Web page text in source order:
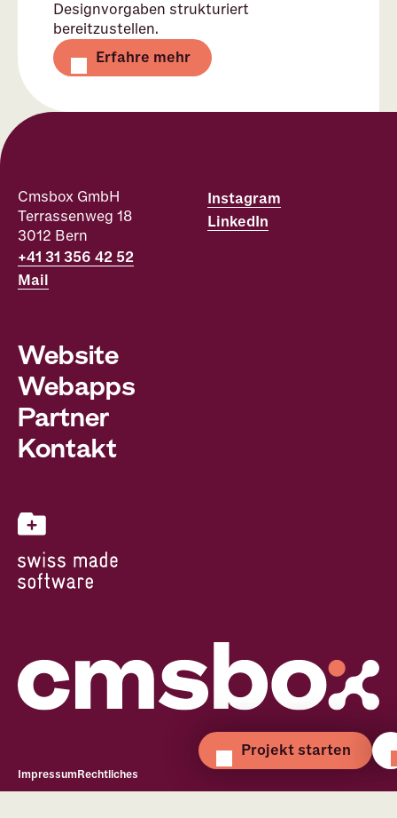
Designvorgaben strukturiert
bereitzustellen.
Erfahre mehr
Projekt starten
Cmsbox GmbH
Terrassenweg 18
3012 Bern
+41 31 356 42 52
Mail
Instagram
LinkedIn
Website
Webapps
Partner
Kontakt
ImpressumRechtliches